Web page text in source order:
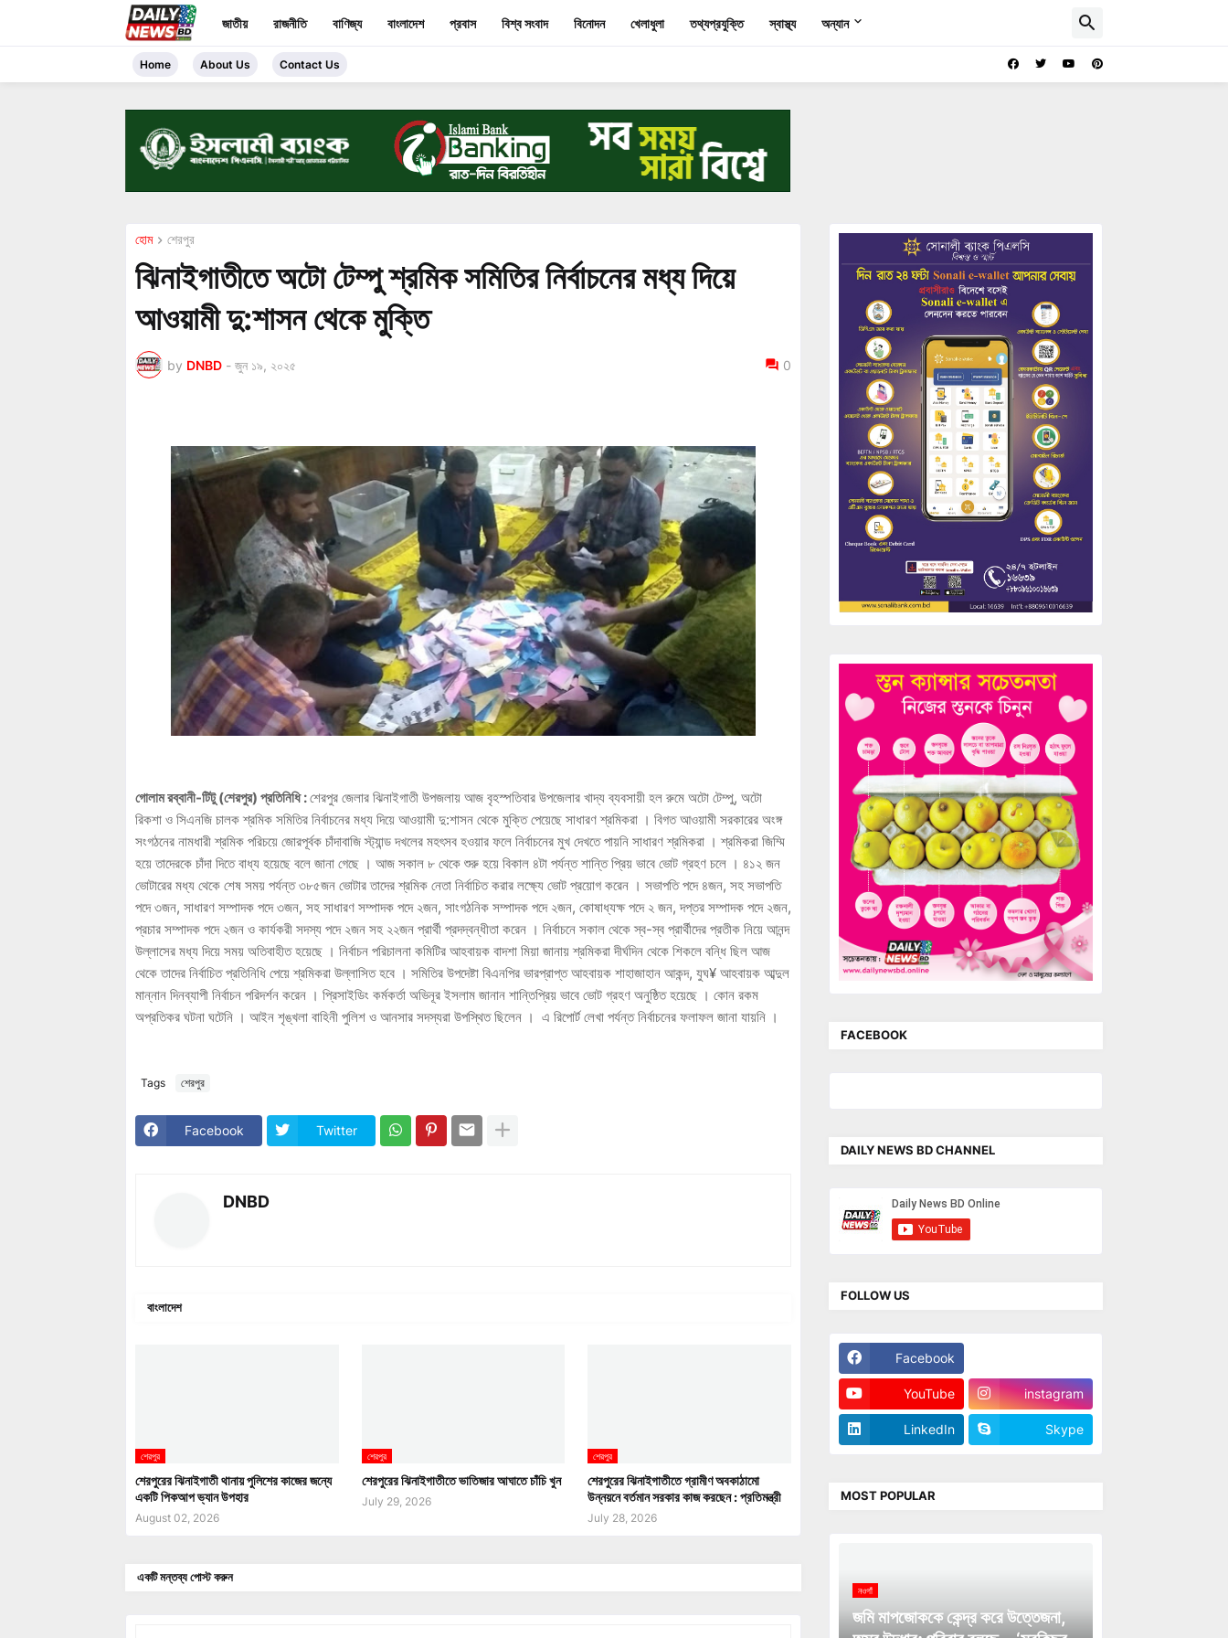
জাতীয় রাজনীতি বাণিজ্য বাংলাদেশ প্রবাস বিশ্ব সংবাদ বিনোদন খেলাধুলা তথ্যপ্রযুক্তি স্বাস্থ্য অন্যান
Home About Us Contact Us
হোম শেরপুর
ঝিনাইগাতীতে অটো টেম্পু শ্রমিক সমিতির নির্বাচনের মধ্য দিয়ে
আওয়ামী দু:শাসন থেকে মুক্তি
by DNBD - জুন ১৯, ২০২৫ 0
গোলাম রব্বানী-টিটু (শেরপুর) প্রতিনিধি :শেরপুর জেলার ঝিনাইগাতী উপজলায় আজ বৃহস্পতিবার উপজেলার খাদ্য ব্যবসায়ী হল রুমে অটো টেম্পু, অটো
রিকশা ও সিএনজি চালক শ্রমিক সমিতির নির্বাচনের মধ্য দিয়ে আওয়ামী দু:শাসন থেকে মুক্তি পেয়েছে সাধারণ শ্রমিকরা । বিগত আওয়ামী সরকারের অংঙ্গ
সংগঠনের নামধারী শ্রমিক পরিচয়ে জোরপূর্বক চাঁদাবাজি স্ট্যান্ড দখলের মহৎসব হওয়ার ফলে নির্বাচনের মুখ দেখতে পায়নি সাধারণ শ্রমিকরা । শ্রমিকরা জিম্মি
হয়ে তাদেরকে চাঁদা দিতে বাধ্য হয়েছে বলে জানা গেছে । আজ সকাল ৮ থেকে শুরু হয়ে বিকাল ৪টা পর্যন্ত শান্তি প্রিয় ভাবে ভোট গ্রহণ চলে । ৪১২ জন
ভোটারের মধ্য থেকে শেষ সময় পর্যন্ত ৩৮৫জন ভোটার তাদের শ্রমিক নেতা নির্বাচিত করার লক্ষ্যে ভোট প্রয়োগ করেন । সভাপতি পদে ৪জন, সহ সভাপতি
পদে ৩জন, সাধারণ সম্পাদক পদে ৩জন, সহ সাধারণ সম্পাদক পদে ২জন, সাংগঠনিক সম্পাদক পদে ২জন, কোষাধ্যক্ষ পদে ২ জন, দপ্তর সম্পাদক পদে ২জন,
প্রচার সম্পাদক পদে ২জন ও কার্যকরী সদস্য পদে ২জন সহ ২২জন প্রার্থী প্রদদ্বন্ধীতা করেন । নির্বাচনে সকাল থেকে স্ব-স্ব প্রার্থীদের প্রতীক নিয়ে আনন্দ
উল্লাসের মধ্য দিয়ে সময় অতিবাহীত হয়েছে । নির্বাচন পরিচালনা কমিটির আহবায়ক বাদশা মিয়া জানায় শ্রমিকরা দীর্ঘদিন থেকে শিকলে বন্ধি ছিল আজ
থেকে তাদের নির্বাচিত প্রতিনিধি পেয়ে শ্রমিকরা উল্লাসিত হবে । সমিতির উপদেষ্টা বিএনপির ভারপ্রাপ্ত আহবায়ক শাহাজাহান আকন্দ, যুঘ¥ আহবায়ক আব্দুল
মান্নান দিনব্যাপী নির্বাচন পরিদর্শন করেন । প্রিসাইডিং কর্মকর্তা অভিনূর ইসলাম জানান শান্তিপ্রিয় ভাবে ভোট গ্রহণ অনুষ্ঠিত হয়েছে । কোন রকম
অপ্রতিকর ঘটনা ঘটেনি । আইন শৃঙ্খলা বাহিনী পুলিশ ও আনসার সদস্যরা উপস্থিত ছিলেন । এ রিপোর্ট লেখা পর্যন্ত নির্বাচনের ফলাফল জানা যায়নি ।
Tags শেরপুর
Facebook Twitter
DNBD
বাংলাদেশ
শেরপুর
শেরপুরের ঝিনাইগাতী থানায় পুলিশের কাজের জন্যে
একটি পিকআপ ভ্যান উপহার
August 02, 2026
শেরপুর
শেরপুরের ঝিনাইগাতীতে ভাতিজার আঘাতে চাঁচি খুন
July 29, 2026
শেরপুর
শেরপুরের ঝিনাইগাতীতে গ্রামীণ অবকাঠামো
উন্নয়নে বর্তমান সরকার কাজ করছেন : প্রতিমন্ত্রী
July 28, 2026
একটি মন্তব্য পোস্ট করুন
FACEBOOK
DAILY NEWS BD CHANNEL
FOLLOW US
Facebook
YouTube instagram
LinkedIn Skype
MOST POPULAR
নওগাঁ
জমি মাপজোককে কেন্দ্র করে উত্তেজনা,